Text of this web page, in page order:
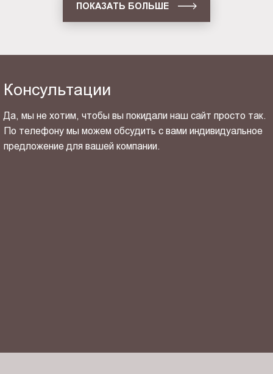
ПОКАЗАТЬ БОЛЬШЕ
Консультации
Да, мы не хотим, чтобы вы покидали наш сайт просто так.
По телефону мы можем обсудить с вами индивидуальное
предложение для вашей компании.
ОТПРАВИТЬ СВОЙ КОНТАКТ